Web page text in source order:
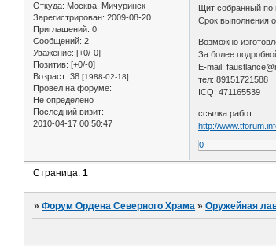
Откуда: Москва, Мичуринск
Зарегистрирован: 2009-08-20
Приглашений: 0
Сообщений: 2
Уважение: [+0/-0]
Позитив: [+0/-0]
Возраст: 38 [1988-02-18]
Провел на форуме:
Не определено
Последний визит:
2010-04-17 00:50:47
Щит собранный по
Срок выполнения
Возможно
За более
E-mail:
тел: 89151721588
ICQ: 471165539
ссылка работ:
http://
0
Страница:1
»Форум Ордена Северного Храма »Оружейная